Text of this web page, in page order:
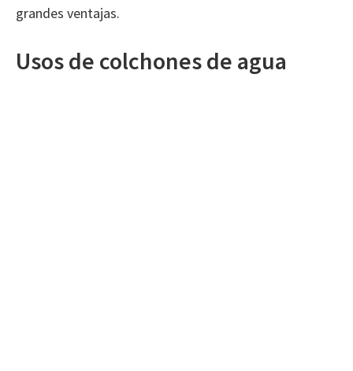
grandes ventajas.
Usos de colchones de agua